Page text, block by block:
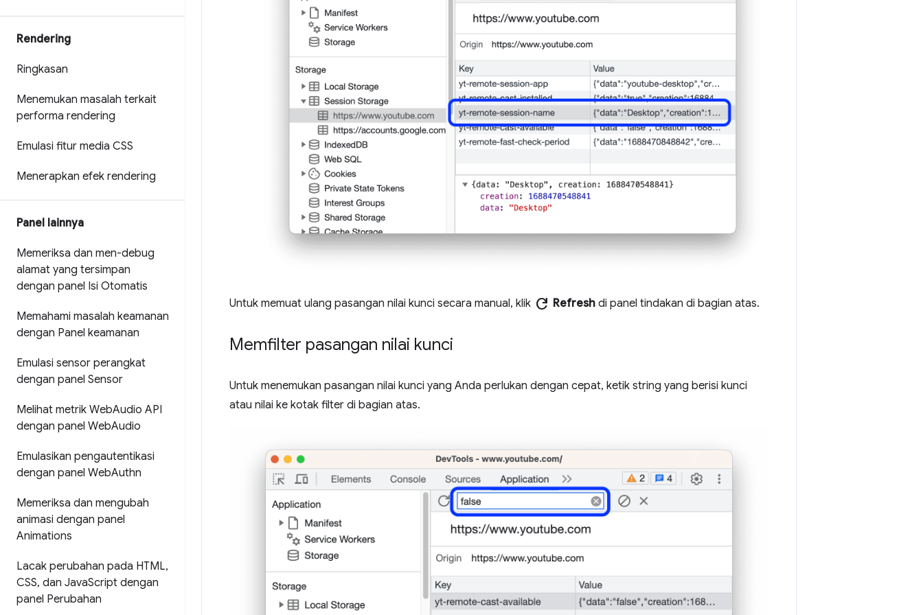
Rendering
Ringkasan
Menemukan masalah terkait
performa rendering
Emulasi fitur media CSS
Menerapkan efek rendering
Panel lainnya
Memeriksa dan men-debug
alamat yang tersimpan
dengan panel Isi Otomatis
Memahami masalah keamanan
dengan Panel keamanan
Emulasi sensor perangkat
dengan panel Sensor
Melihat metrik WebAudio API
dengan panel WebAudio
Emulasikan pengautentikasi
dengan panel WebAuthn
Memeriksa dan mengubah
animasi dengan panel
Animations
Lacak perubahan pada HTML,
CSS, dan JavaScript dengan
panel Perubahan
Untuk memuat ulang pasangan nilai kunci secara manual, klik refresh Refresh di panel tindakan di bagian atas.
Memfilter pasangan nilai kunci
Untuk menemukan pasangan nilai kunci yang Anda perlukan dengan cepat, ketik string yang berisi kunci
atau nilai ke kotak filter di bagian atas.